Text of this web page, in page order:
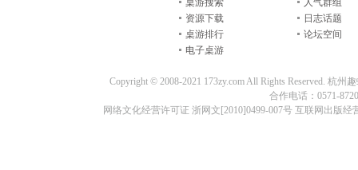
桌游搜索
资源下载
桌游排行
电子桌游
人气群组
日志话题
论坛空间
Copyright © 2008-2021 173zy.com All Rights Reserved. 杭
合作电话：0571-
网络文化经营许可证 浙网文[2010]0499-007号 互联网出版